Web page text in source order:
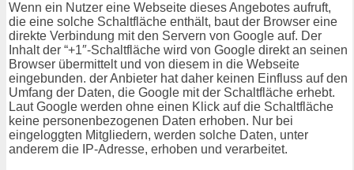
Wenn ein Nutzer eine Webseite dieses Angebotes aufruft,
die eine solche Schaltfläche enthält, baut der Browser eine
direkte Verbindung mit den Servern von Google auf. Der
Inhalt der “+1″-Schaltfläche wird von Google direkt an seinen
Browser übermittelt und von diesem in die Webseite
eingebunden. der Anbieter hat daher keinen Einfluss auf den
Umfang der Daten, die Google mit der Schaltfläche erhebt.
Laut Google werden ohne einen Klick auf die Schaltfläche
keine personenbezogenen Daten erhoben. Nur bei
eingeloggten Mitgliedern, werden solche Daten, unter
anderem die IP-Adresse, erhoben und verarbeitet.